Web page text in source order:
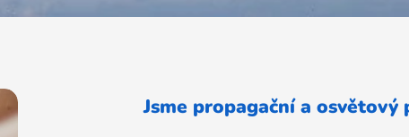
Jsme propagační a osvětový